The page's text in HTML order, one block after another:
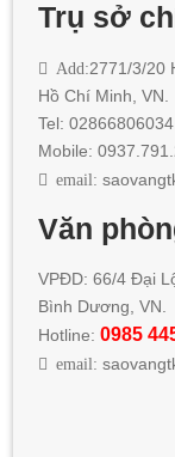
Trụ sở
Add:2771/3/20
Hồ Chí Minh , VN.
Tel: 02866806034
Mobile:
email:
Văn
VPĐD: 66/4 Đại
Bình Dương, VN.
Hotline: 0985
email: